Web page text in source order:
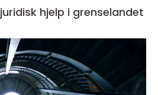
Advokat kirkenes juridisk hjelp i grenselandet